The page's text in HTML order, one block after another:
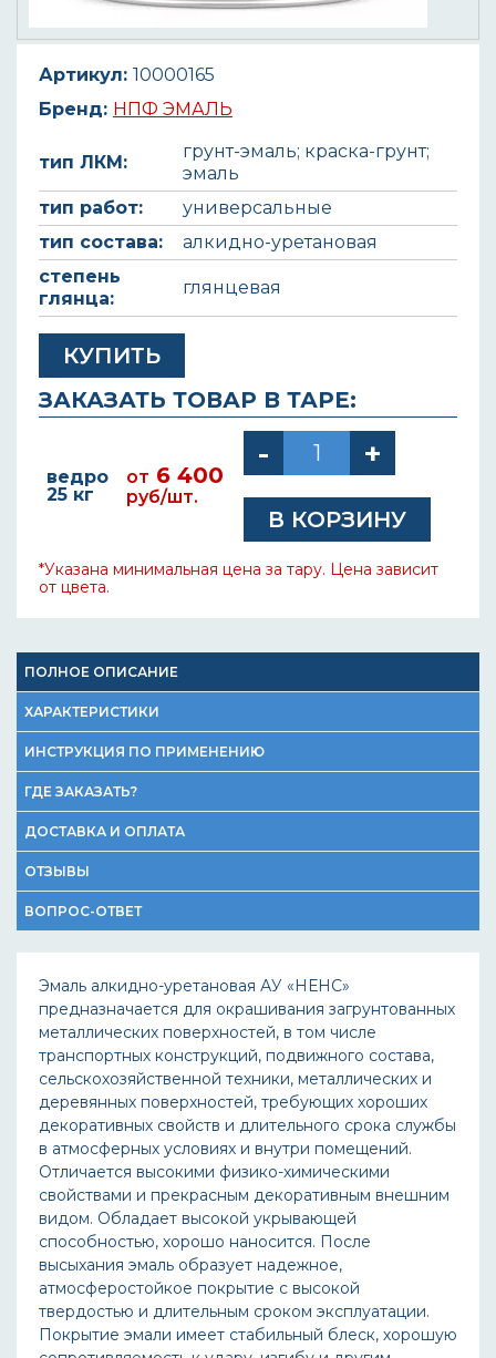
Артикул: 10000165
Бренд: НПФ ЭМАЛЬ
тип ЛКМ:
грунт-эмаль; краска-грунт;
эмаль
тип работ:
универсальные
тип состава:
алкидно-уретановая
степень
глянца:
глянцевая
КУПИТЬ
ЗАКАЗАТЬ ТОВАР В ТАРЕ:
ведро
25 кг
от 6 400
руб/шт.
*Указана минимальная цена за тару. Цена зависит
от цвета.
ПОЛНОЕ ОПИСАНИЕ
ХАРАКТЕРИСТИКИ
ИНСТРУКЦИЯ ПО ПРИМЕНЕНИЮ
ГДЕ ЗАКАЗАТЬ?
ДОСТАВКА И ОПЛАТА
ОТЗЫВЫ
ВОПРОС-ОТВЕТ
Эмаль алкидно-уретановая АУ «НЕНС»
предназначается для окрашивания загрунтованных
металлических поверхностей, в том числе
транспортных конструкций, подвижного состава,
сельскохозяйственной техники, металлических и
деревянных поверхностей, требующих хороших
декоративных свойств и длительного срока службы
в атмосферных условиях и внутри помещений.
Отличается высокими физико-химическими
свойствами и прекрасным декоративным внешним
видом. Обладает высокой укрывающей
способностью, хорошо наносится. После
высыхания эмаль образует надежное,
атмосферостойкое покрытие с высокой
твердостью и длительным сроком эксплуатации.
Покрытие эмали имеет стабильный блеск, хорошую